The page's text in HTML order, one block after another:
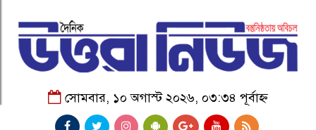
সোমবার, ১০ অগাস্ট ২০২৬, ০৩:৩৪ পূর্বাহ্ন